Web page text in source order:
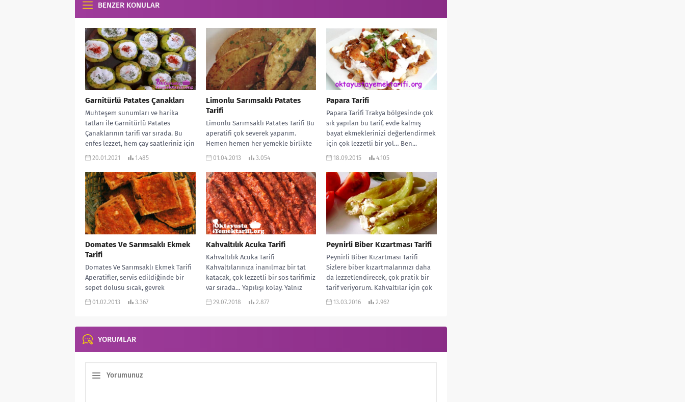
BENZER KONULAR
Garnitürlü Patates Çanakları
Muhteşem sunumları ve harika
tatları ile Garnitürlü Patates
Çanaklarının tarifi var sırada. Bu
enfes lezzet, hem çay saatleriniz için
uygun,...
20.01.2021 1.485
Limonlu Sarımsaklı Patates
Tarifi
Limonlu Sarımsaklı Patates Tarifi Bu
aperatifi çok severek yaparım.
Hemen hemen her yemekle birlikte
de yeniyor. Özel günler için
01.04.2013 3.054
Papara Tarifi
Papara Tarifi Trakya bölgesinde çok
sık yapılan bu tarif, evde kalmış
bayat ekmeklerinizi değerlendirmek
için çok lezzetli bir yol… Ben...
18.09.2015 4.105
Domates Ve Sarımsaklı Ekmek
Tarifi
Domates Ve Sarımsaklı Ekmek Tarifi
Aperatifler, servis edildiğinde bir
sepet dolusu sıcak, gevrek
sarımsaklı ekmek her zaman rağbet
01.02.2013 3.367
Kahvaltılık Acuka Tarifi
Kahvaltılık Acuka Tarifi
Kahvaltılarınıza inanılmaz bir tat
katacak, çok lezzetli bir sos tarifimiz
var sırada… Yapılışı kolay. Yalnız
baştan söyleyeyim...
29.07.2018 2.877
Peynirli Biber Kızartması Tarifi
Peynirli Biber Kızartması Tarifi
Sizlere biber kızartmalarınızı daha
da lezzetlendirecek, çok pratik bir
tarif veriyorum. Kahvaltılar için çok
uygun. Ayrıca...
13.03.2016 2.962
YORUMLAR